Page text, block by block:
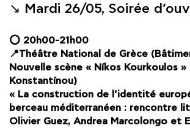
↘︎ Mardi 26/05, Soirée
⭕ 20h00-21h00
📍Théâtre National de Grèce
Nouvelle scène « Níkos Kourkoulos
Konstantínou)
« La construction de l’identité
berceau méditerranéen : rencontre
Olivier Guez, Andrea Marcolongo et